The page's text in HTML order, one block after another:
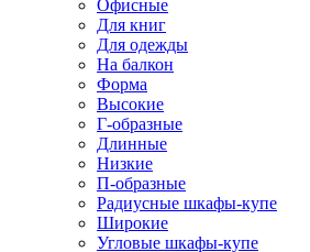
Офисные
Для книг
Для одежды
На балкон
Форма
Высокие
Г-образные
Длинные
Низкие
П-образные
Радиусные шкафы-купе
Широкие
Угловые шкафы-купе